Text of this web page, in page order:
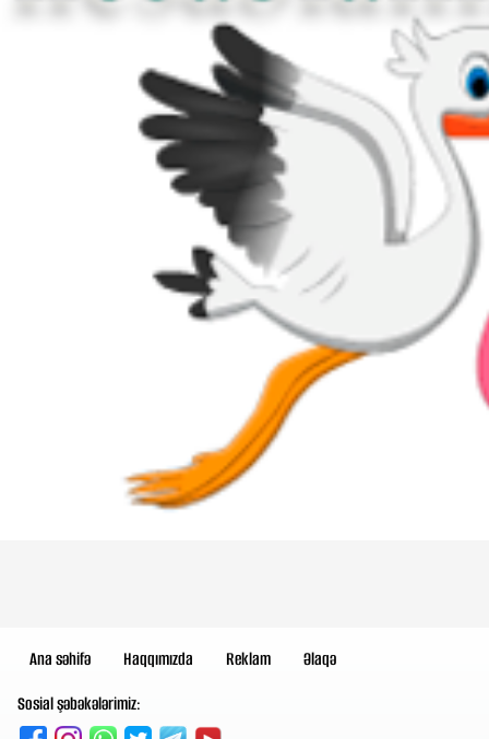
Ana səhifə Haqqımızda Reklam
Əlaqə
Sosial şəbəkələrimiz: